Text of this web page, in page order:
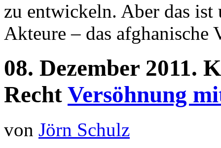
zu entwickeln. Aber das
Akteure – das afghanische
08. Dezember 2011.
Recht Versöhnung
von Jörn Schulz